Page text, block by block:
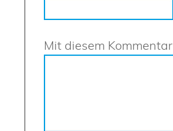
Mit diesem Kommentar